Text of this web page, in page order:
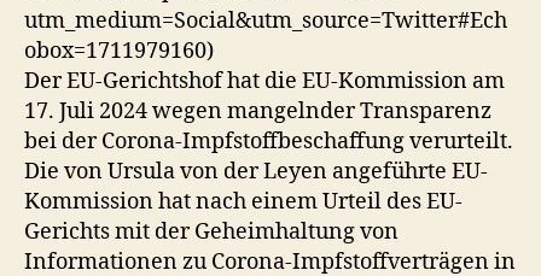
utm_medium=Social&utm_source=Twitter#Ech
obox=1711979160)
Der EU-Gerichtshof hat die EU-Kommission am
17. Juli 2024 wegen mangelnder Transparenz
bei der Corona-Impfstoffbeschaffung verurteilt.
Die von Ursula von der Leyen angeführte EU-
Kommission hat nach einem Urteil des EU-
Gerichts mit der Geheimhaltung von
Informationen zu Corona-Impfstoffverträgen in